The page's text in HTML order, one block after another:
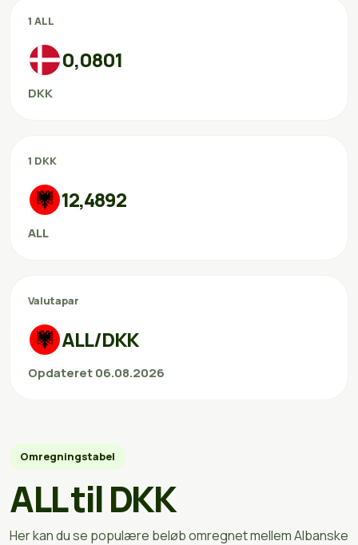
1 ALL
0,0801
DKK
1 DKK
12,4892
ALL
Valutapar
ALL/DKK
Opdateret 06.08.2026
Omregningstabel
ALL til DKK
Her kan du se populære beløb omregnet mellem Albanske